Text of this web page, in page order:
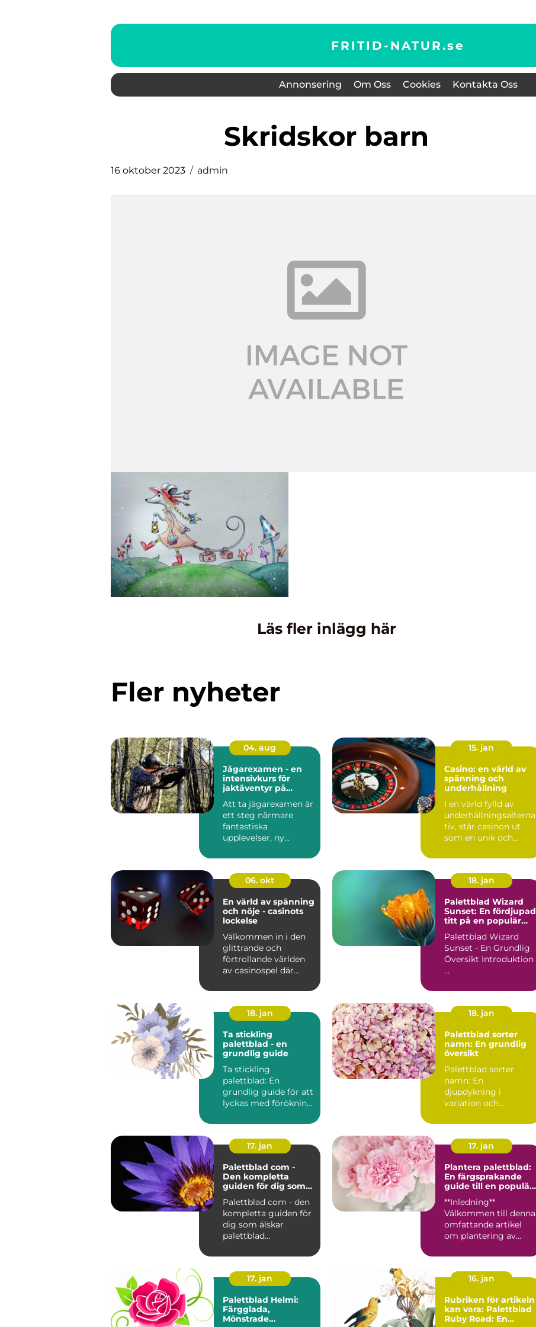
FRITID-NATUR.se
Annonsering Om Oss Cookies Kontakta Oss
skridskor barn
16 oktober 2023 admin
Läs fler inlägg här
Fler nyheter
04. aug
Jägarexamen - en
intensivkurs för
jaktäventyr på
Att ta jägarexamen är
ett steg närmare
fantastiska
upplevelser, ny
15. jan
Casino: en värld av
spänning och
underhållning
I en värld fylld av
underhållningsalterna
tiv, står casinon ut
som en unik och
06. okt
En värld av spänning
och nöje - casinots
lockelse
Välkommen in i den
glittrande och
förtrollande världen
av casinospel där
18. jan
Palettblad Wizard
Sunset: En fördjupad
titt på en populär
Palettblad Wizard
Sunset - En Grundlig
Översikt Introduktion
...
18. jan
Ta stickling
palettblad - en
grundlig guide
Ta stickling
palettblad: En
grundlig guide för att
lyckas med förökning
av väx...
18. jan
Palettblad sorter
namn: En grundlig
översikt
Palettblad sorter
namn: En
djupdykning i
variation och
palettblad? ...
17. jan
Palettblad com -
Den kompletta
guiden för dig som
Palettblad com - den
kompletta guiden för
dig som älskar
palettblad
Palettblad com är...
17. jan
Plantera palettblad:
En färgsprakande
guide till en populär
**Inledning**
Välkommen till denna
omfattande artikel
om plantering av
text kom...
17. jan
Palettblad Helmi:
Färgglada,
Mönstrade
16. jan
Rubriken för artikeln
kan vara: Palettblad
Ruby Road: En